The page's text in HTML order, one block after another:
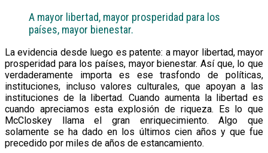
A mayor libertad, mayor prosperidad para los
países, mayor bienestar.
La evidencia desde luego es patente: a mayor libertad, mayor
prosperidad para los países, mayor bienestar. Así que, lo que
verdaderamente importa es ese trasfondo de políticas,
instituciones, incluso valores culturales, que apoyan a las
instituciones de la libertad. Cuando aumenta la libertad es
cuando apreciamos esta explosión de riqueza. Es lo que
McCloskey llama el gran enriquecimiento. Algo que
solamente se ha dado en los últimos cien años y que fue
precedido por miles de años de estancamiento.